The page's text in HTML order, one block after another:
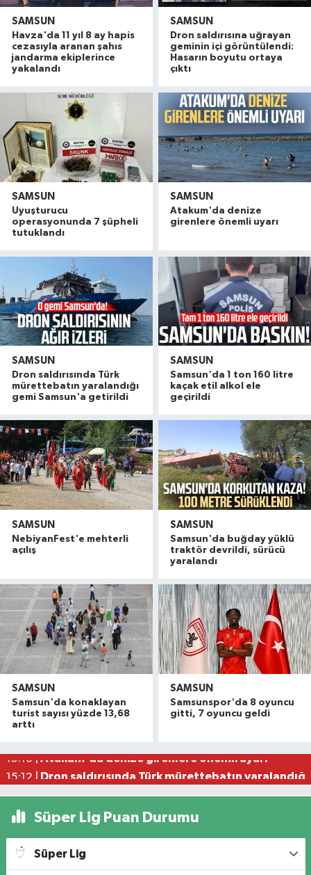
SAMSUN
Havza'da 11 yıl 8 ay hapis
cezasıyla aranan şahıs
jandarma ekiplerince
yakalandı
SAMSUN
Dron saldırısına uğrayan
geminin içi görüntülendi:
Hasarın boyutu ortaya
çıktı
SAMSUN
Uyuşturucu
operasyonunda 7 şüpheli
tutuklandı
SAMSUN
Atakum'da denize
girenlere önemli uyarı
SAMSUN
Dron saldırısında Türk
mürettebatın yaralandığı
gemi Samsun'a getirildi
SAMSUN
Samsun'da 1 ton 160 litre
kaçak etil alkol ele
geçirildi
SAMSUN
NebiyanFest'e mehterli
açılış
SAMSUN
Samsun'da buğday yüklü
traktör devrildi, sürücü
yaralandı
SAMSUN
Samsun'da konaklayan
turist sayısı yüzde 13,68
arttı
SAMSUN
Samsunspor'da 8 oyuncu
gitti, 7 oyuncu geldi
19:58 |Havza'da 11 yıl 8 ay hapis cezasıyla aranan
16:49 |Dron saldırısına uğrayan geminin içi
15:12 |
Süper Lig Puan Durumu
Süper Lig